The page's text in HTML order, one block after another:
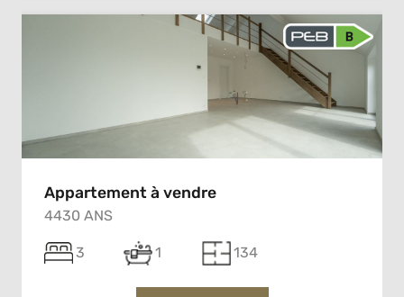
Appartement à vendre
4430 ANS
3 1 134